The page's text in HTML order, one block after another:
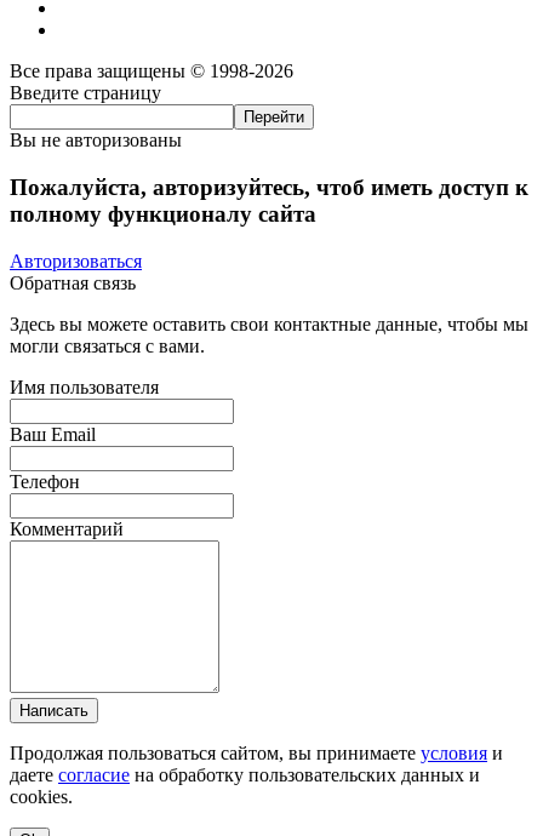
Все права защищены © 1998-2026
Введите страницу
Вы не авторизованы
Пожалуйста, авторизуйтесь, чтоб иметь доступ к
полному функционалу сайта
Авторизоваться
Обратная связь
Здесь вы можете оставить свои контактные данные, чтобы мы
могли связаться с вами.
Имя пользователя
Ваш Email
Телефон
Комментарий
Написать
Продолжая пользоваться сайтом, вы принимаете условия и
даете согласие на обработку пользовательских данных и
cookies.